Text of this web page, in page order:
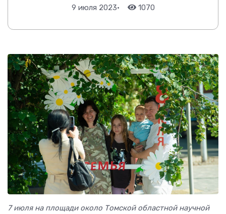
9 июля 2023• 1070
7 июля на площади около Томской областной научной